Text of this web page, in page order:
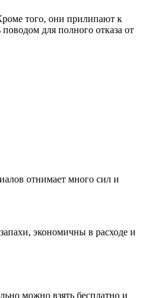
того, они прилипают к
для полного отказа от
отнимает много сил и
экономичны в расходе и
можно взять бесплатно и